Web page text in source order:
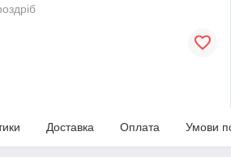
Доставка Оплата Умови